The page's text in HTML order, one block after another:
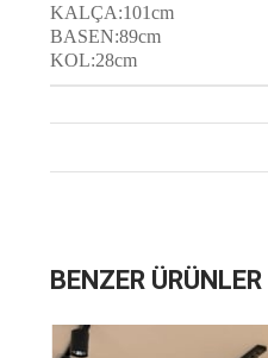
KALÇA:101cm
BASEN:89cm
KOL:28cm
BENZER ÜRÜNLER